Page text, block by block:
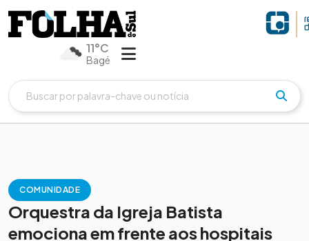
11°C
Bagé
COMUNIDADE
Orquestra da Igreja Batista
emociona em frente aos hospitais